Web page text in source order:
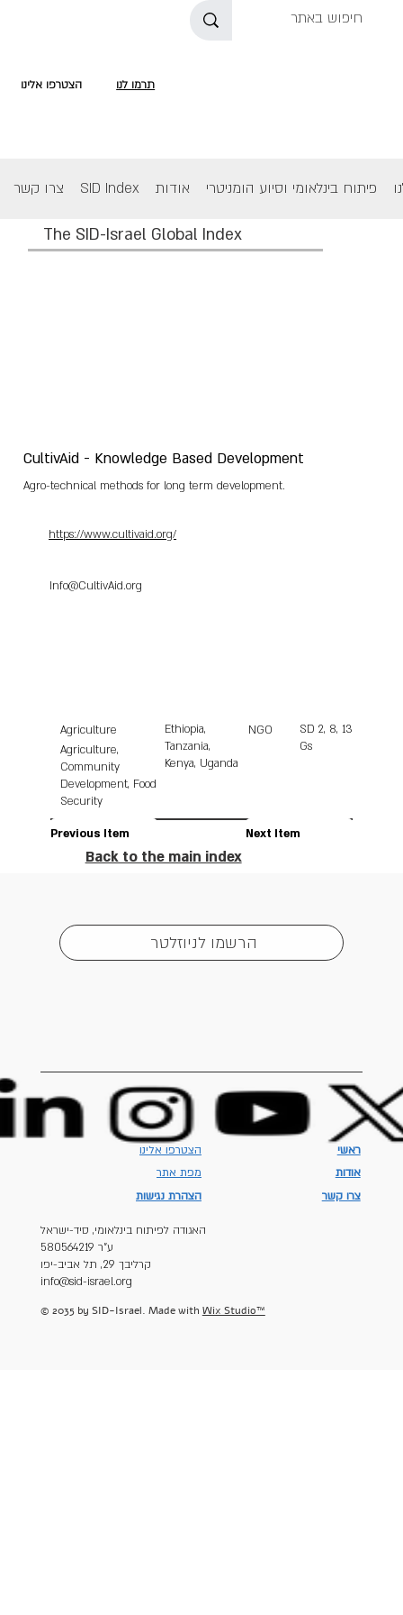
פיתוח בינלאומי וסיוע הומניטרי אודות SID Index צרו קשר
הצטרפו אלינו תרמו לנו
The SID-Israel Global Index
CultivAid - Knowledge Based Development
Agro-technical methods for long term development.
https://www.cultivaid.org/
Info@CultivAid.org
Next Item
Previous Item
Agriculture
Agriculture,
Community
Development, Food
Security
Ethiopia,
Tanzania,
Kenya, Uganda
NGO
SD
Gs
2, 8, 13
Back to the main index
הרשמו לניוזלטר
ראשי
הצטרפו אלינו
אודות
מפת אתר
צרו קשר
הצהרת נגישות
האגודה לפיתוח בינלאומי, סיד-ישראל
ע"ר 580564219
קרליבך 29, תל אביב-יפו
info@sid-israel.org
© 2035 by SID-Israel. Made with Wix Studio™